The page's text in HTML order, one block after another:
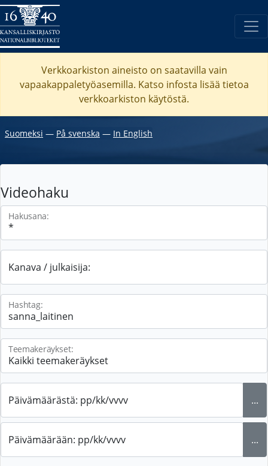
Verkkoarkiston aineisto on saatavilla vain
vapaakappaletyöasemilla. Katso infosta lisää tietoa
verkkoarkiston käytöstä.
Suomeksi ― På svenska ― In English
Videohaku
Hakusana:
Kanava / julkaisija:
Hashtag:
Teemakeräykset:
Päivämäärästä: pp/kk/vvvv ...
Päivämäärään: pp/kk/vvvv ...